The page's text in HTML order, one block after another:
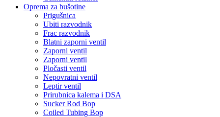
Oprema za bušotine
Prigušnica
Ubiti razvodnik
Frac razvodnik
Blatni zaporni ventil
Zaporni ventil
Zaporni ventil
Pločasti ventil
Nepovratni ventil
Leptir ventil
Prirubnica kalema i DSA
Sucker Rod Bop
Coiled Tubing Bop